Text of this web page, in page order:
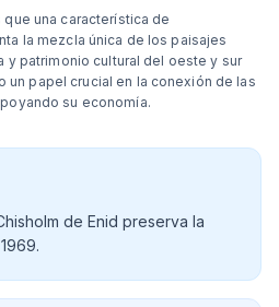
una característica de
la mezcla única de los paisajes
y patrimonio cultural del oeste y sur
un papel crucial en la conexión de las
su economía.
de Enid preserva la